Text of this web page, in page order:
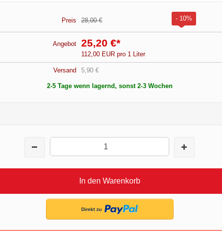
Preis 28,00 € - 10%
Angebot 25,20 €*
112,00 EUR pro 1 Liter
Versand 5,90 €
2-5 Tage wenn lagernd, sonst 2-3 Wochen
In den Warenkorb